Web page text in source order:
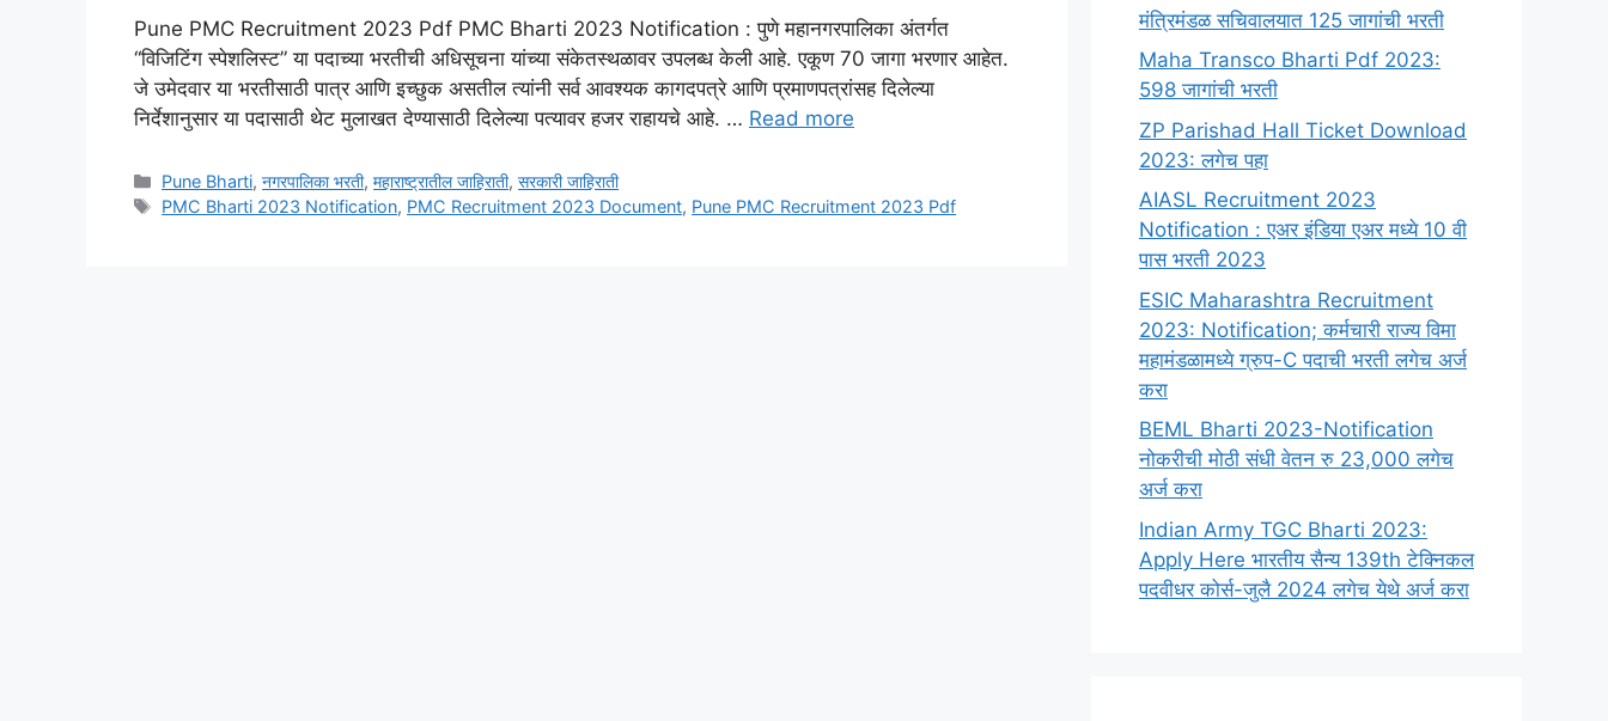
Pune PMC Recruitment 2023 Pdf PMC Bharti 2023 Notification : पुणे महानगरपालिका अंतर्गत
“विजिटिंग स्पेशलिस्ट” या पदाच्या भरतीची अधिसूचना यांच्या संकेतस्थळावर उपलब्ध केली आहे. एकूण 70 जागा भरणार आहेत.
जे उमेदवार या भरतीसाठी पात्र आणि इच्छुक असतील त्यांनी सर्व आवश्यक कागदपत्रे आणि प्रमाणपत्रांसह दिलेल्या
निर्देशानुसार या पदासाठी थेट मुलाखत देण्यासाठी दिलेल्या पत्यावर हजर राहायचे आहे. … Read more
Categories
Pune Bharti,नगरपालिका भरती,महाराष्ट्रातील जाहिराती,सरकारी जाहिराती
Tags
PMC Bharti 2023 Notification, PMC Recruitment 2023 Document, Pune PMC Recruitment 2023 Pdf
मंत्रिमंडळ सचिवालयात 125 जागांची भरती
Maha Transco Bharti Pdf 2023:
598 जागांची भरती
ZP Parishad Hall Ticket Download
2023: लगेच पहा
AIASL Recruitment 2023
Notification : एअर इंडिया एअर मध्ये 10 वी
पास भरती 2023
ESIC Maharashtra Recruitment
2023: Notification; कर्मचारी राज्य विमा
महामंडळामध्ये ग्रुप-C पदाची भरती लगेच अर्ज
करा
BEML Bharti 2023-Notification
नोकरीची मोठी संधी वेतन रु 23,000 लगेच
अर्ज करा
Indian Army TGC Bharti 2023:
Apply Here भारतीय सैन्य 139th टेक्निकल
पदवीधर कोर्स-जुलै 2024 लगेच येथे अर्ज करा